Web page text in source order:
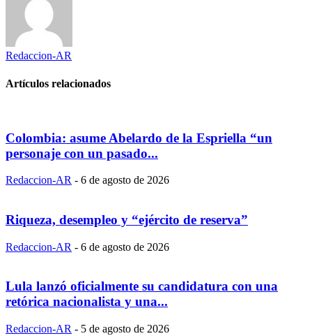
Redaccion-AR
Artículos relacionados
Colombia: asume Abelardo de la Espriella “un
personaje con un pasado...
Redaccion-AR - 6 de agosto de 2026
Riqueza, desempleo y “ejército de reserva”
Redaccion-AR - 6 de agosto de 2026
Lula lanzó oficialmente su candidatura con una
retórica nacionalista y una...
Redaccion-AR - 5 de agosto de 2026